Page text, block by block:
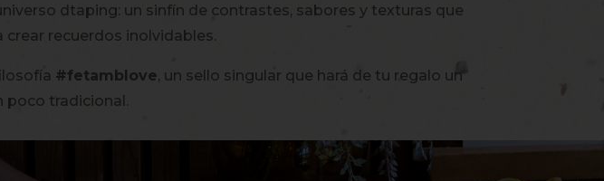
dtaping: un sinfín de contrastes, sabores y texturas que
recuerdos inolvidables.
#fetamblove, un sello singular que hará de tu regalo un
poco tradicional.